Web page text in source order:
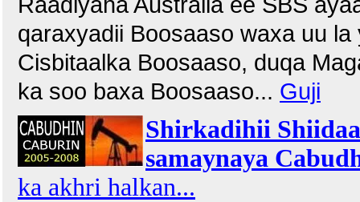
qaraxyadii Boosaaso waxa uu
Cisbitaalka Boosaaso, duqa
ka soo baxa Boosaaso... Guji
Shirkadihii
samaynaya
ka akhri halkan...